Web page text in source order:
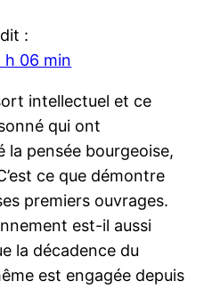
dit :
h 06 min
intellectuel et ce
qui ont
la pensée bourgeoise,
ce que démontre
premiers ouvrages.
est-il aussi
la décadence du
est engagée depuis